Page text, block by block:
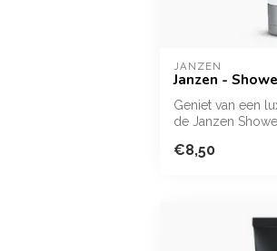
JANZEN
Janzen -
Geniet van een
de Janzen
€8,50